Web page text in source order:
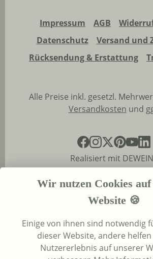
Impressum AGB
Datenschutz
Versand und
Rücksendung & Erstattung
Alle Preise inkl. gesetzl.
Versandkosten und
Realisiert mit
Wir nutzen Cookies
Website 🍪
Einige von ihnen sind notwendig
dieser Website, andere
Nutzererlebnis auf unserer